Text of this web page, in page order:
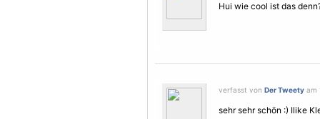
Hui wie cool ist das
verfasst von Der Tweety am
sehr sehr schön :) Ilike